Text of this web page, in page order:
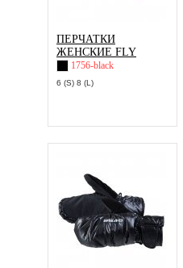
ПЕРЧАТКИ
ЖЕНСКИЕ FLY
1756-black
6 (S) 8 (L)